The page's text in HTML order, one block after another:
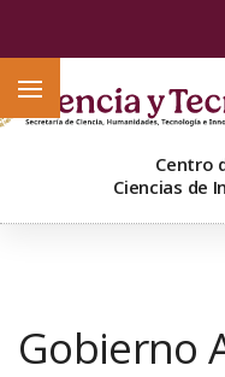
Centro
Ciencias de
Gobierno